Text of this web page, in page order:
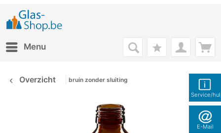
Service/
E-Mail
Menu
Overzicht bruin zonder sluiting